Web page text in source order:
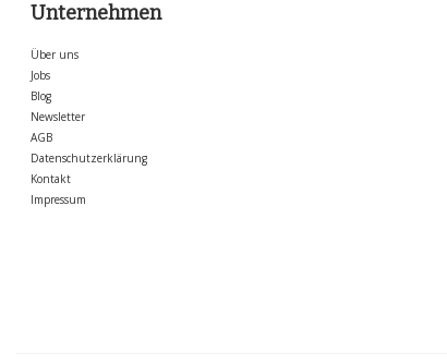
Unternehmen
Über uns
Jobs
Blog
Newsletter
AGB
Datenschutzerklärung
Kontakt
Impressum